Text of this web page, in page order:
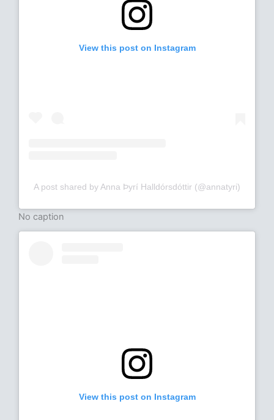
View this post on Instagram
A post shared by Anna Þyrí Halldórsdóttir (@annatyri)
No caption
View this post on Instagram